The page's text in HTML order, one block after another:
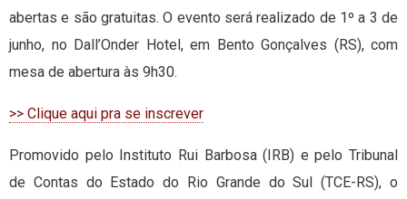
abertas e são gratuitas. O evento será realizado de 1º a 3 de
junho, no Dall’Onder Hotel, em Bento Gonçalves (RS), com
mesa de abertura às 9h30.
>> Clique aqui pra se inscrever
Promovido pelo Instituto Rui Barbosa (IRB) e pelo Tribunal
de Contas do Estado do Rio Grande do Sul (TCE-RS), o